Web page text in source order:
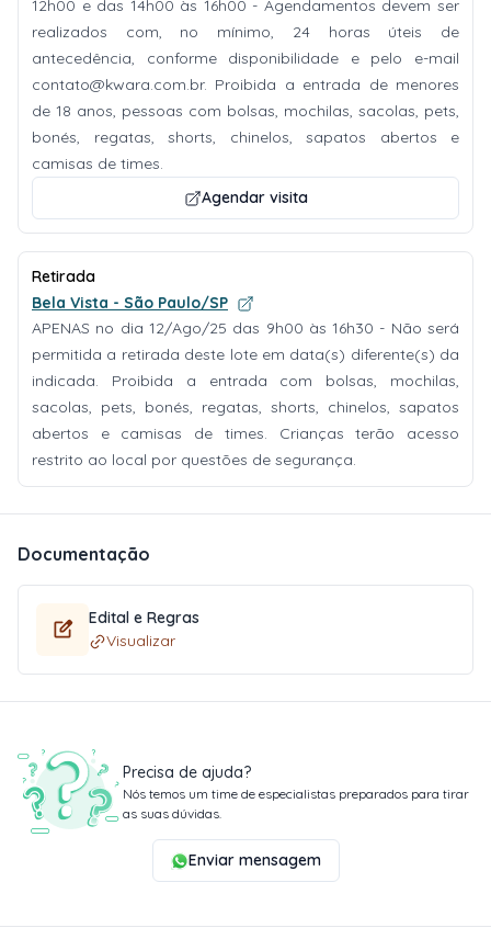
12h00 e das 14h00 às 16h00 - Agendamentos devem ser
realizados com, no mínimo, 24 horas úteis de
antecedência, conforme disponibilidade e pelo e-mail
contato@kwara.com.br. Proibida a entrada de menores
de 18 anos, pessoas com bolsas, mochilas, sacolas, pets,
bonés, regatas, shorts, chinelos, sapatos abertos e
camisas de times.
Agendar visita
Retirada
Bela Vista - São Paulo/SP
APENAS no dia 12/Ago/25 das 9h00 às 16h30 - Não será
permitida a retirada deste lote em data(s) diferente(s) da
indicada. Proibida a entrada com bolsas, mochilas,
sacolas, pets, bonés, regatas, shorts, chinelos, sapatos
abertos e camisas de times. Crianças terão acesso
restrito ao local por questões de segurança.
Documentação
Edital e Regras
Visualizar
Precisa de ajuda?
Nós temos um time de especialistas preparados para tirar
as suas dúvidas.
Enviar mensagem